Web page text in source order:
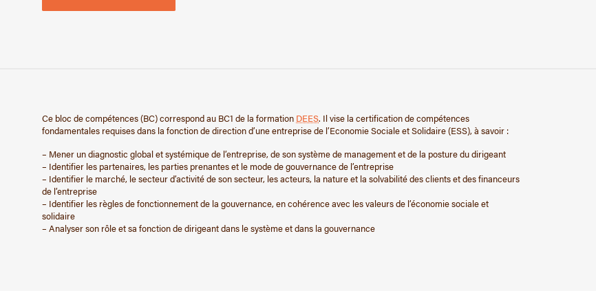
Ce bloc de compétences (BC) correspond au BC1 de la formation DEES. Il vise la certification de compétences
fondamentales requises dans la fonction de direction d’une entreprise de l’Economie Sociale et Solidaire (ESS), à savoir :
– Mener un diagnostic global et systémique de l’entreprise, de son système de management et de la posture du dirigeant
– Identifier les partenaires, les parties prenantes et le mode de gouvernance de l’entreprise
– Identifier le marché, le secteur d’activité de son secteur, les acteurs, la nature et la solvabilité des clients et des financeurs
de l’entreprise
– Identifier les règles de fonctionnement de la gouvernance, en cohérence avec les valeurs de l’économie sociale et
solidaire
– Analyser son rôle et sa fonction de dirigeant dans le système et dans la gouvernance